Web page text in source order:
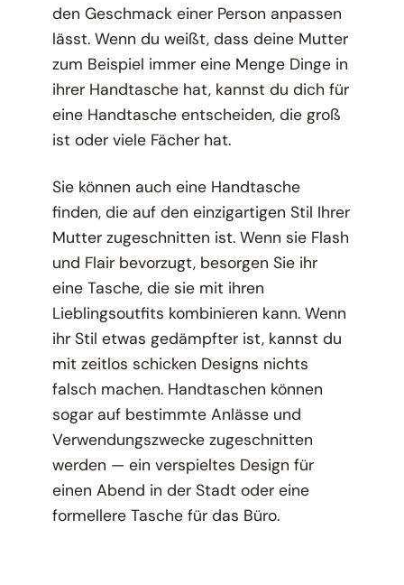
den Geschmack einer Person anpassen
lässt. Wenn du weißt, dass deine Mutter
zum Beispiel immer eine Menge Dinge in
ihrer Handtasche hat, kannst du dich für
eine Handtasche entscheiden, die groß
ist oder viele Fächer hat.
Sie können auch eine Handtasche
finden, die auf den einzigartigen Stil Ihrer
Mutter zugeschnitten ist. Wenn sie Flash
und Flair bevorzugt, besorgen Sie ihr
eine Tasche, die sie mit ihren
Lieblingsoutfits kombinieren kann. Wenn
ihr Stil etwas gedämpfter ist, kannst du
mit zeitlos schicken Designs nichts
falsch machen. Handtaschen können
sogar auf bestimmte Anlässe und
Verwendungszwecke zugeschnitten
werden — ein verspieltes Design für
einen Abend in der Stadt oder eine
formellere Tasche für das Büro.